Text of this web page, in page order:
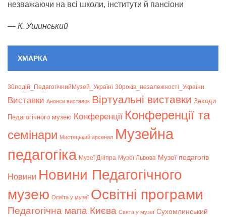
незважаючи на всі школи, інститути й пансіони
— К. Ушинський
ХМАРКА
30подій_ПедагогічнийМузей_Україні 30років_незалежності_України
Bиставки Анонси виставок Віртуальні виставки Заходи
Педагогічного музею Конференції Конференції та
семінари Мистецький арсенал Музейна
педагогіка Музеї Дніпра Музеї Львова Музеї педагогів
Новини Новини Педагогічного
музею Освіта у музеї Освітні програми
Педагогічна мапа Києва Свята у музеї Сухомлинський